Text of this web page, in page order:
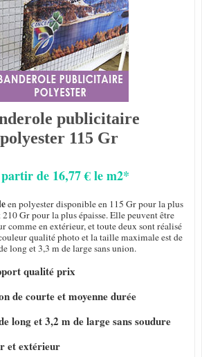
publicitaire
polyester 115 Gr
de 16,77 € le m2*
en polyester disponible en 115 Gr pour la plus
Gr pour la plus épaisse. Elle peuvent être
comme en extérieur, et toute deux sont réalisé
qualité photo et la taille maximale est de
long et 3,3 m de large sans union.
qualité prix
de courte et moyenne durée
long et 3,2 m de large sans soudure
et extérieur